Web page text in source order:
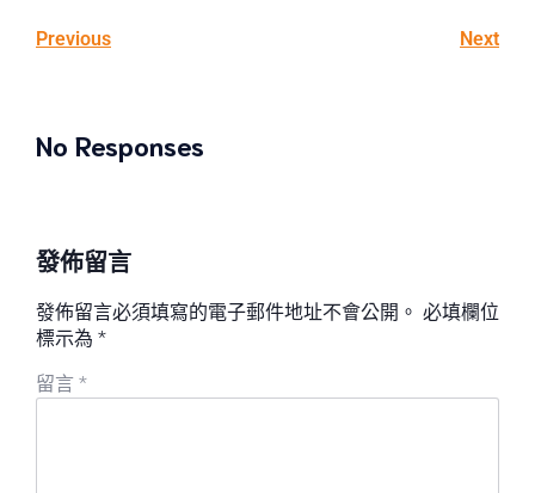
Previous Next
No Responses
發佈留言
發佈留言必須填寫的電子郵件地址不會公開。 必填欄位
標示為 *
留言 *